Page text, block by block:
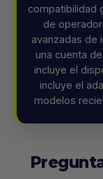
compatibilidad
de
avanzadas de
una cuenta
incluye el
incluye el
modelos